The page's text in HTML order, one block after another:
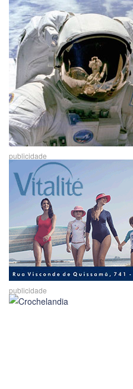
publicidade
publicidade